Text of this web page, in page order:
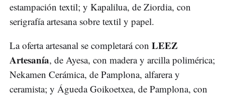
estampación textil; y Kapalilua, de Ziordia, con
serigrafía artesana sobre textil y papel.
La oferta artesanal se completará con LEEZ
Artesanía, de Ayesa, con madera y arcilla polimérica;
Nekamen Cerámica, de Pamplona, alfarera y
ceramista; y Águeda Goikoetxea, de Pamplona, con